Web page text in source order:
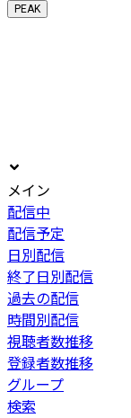
PEAK
メイン
配信中
配信予定
日別配信
終了日別配信
過去の配信
時間別配信
視聴者数推移
登録者数推移
グループ
検索